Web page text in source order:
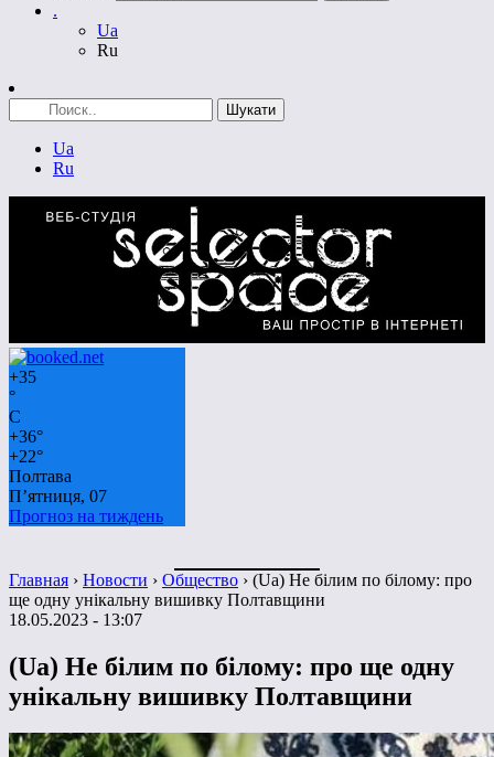
.
Ua
Ru
Ua
Ru
+35
°
C
+36°
+22°
Полтава
П’ятниця, 07
Прогноз на тиждень
Главная › Новости › Общество › (Ua) Не білим по білому: про
ще одну унікальну вишивку Полтавщини
18.05.2023 - 13:07
(Ua) Не білим по білому: про ще одну
унікальну вишивку Полтавщини